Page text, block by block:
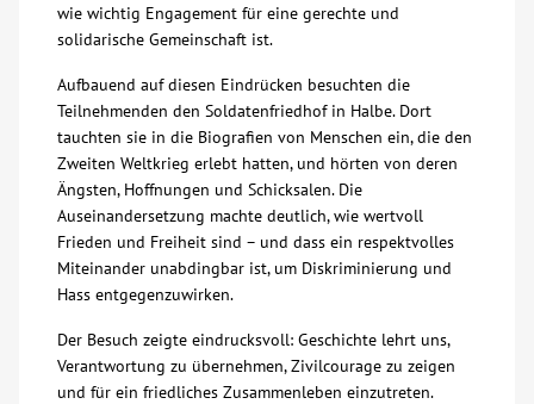
Veranstaltungen
Spenden
Mitmachen
Karriere
Glossar
wie wichtig Engagement für eine gerechte und
solidarische Gemeinschaft ist.
Aufbauend auf diesen Eindrücken besuchten die
Teilnehmenden den Soldatenfriedhof in Halbe. Dort
tauchten sie in die Biografien von Menschen ein, die den
Zweiten Weltkrieg erlebt hatten, und hörten von deren
Ängsten, Hoffnungen und Schicksalen. Die
Auseinandersetzung machte deutlich, wie wertvoll
Frieden und Freiheit sind – und dass ein respektvolles
Miteinander unabdingbar ist, um Diskriminierung und
Hass entgegenzuwirken.
Der Besuch zeigte eindrucksvoll: Geschichte lehrt uns,
Verantwortung zu übernehmen, Zivilcourage zu zeigen
und für ein friedliches Zusammenleben einzutreten.